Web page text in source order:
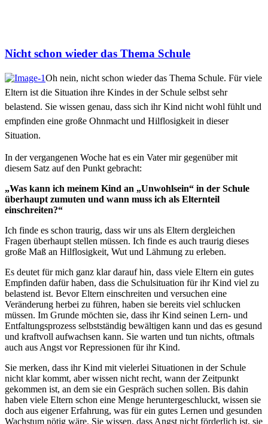
Nicht schon wieder das Thema Schule
Oh nein, nicht schon wieder das Thema Schule. Für viele
Eltern ist die Situation ihre Kindes in der Schule selbst sehr
belastend. Sie wissen genau, dass sich ihr Kind nicht wohl fühlt und
empfinden eine große Ohnmacht und Hilflosigkeit in dieser
Situation.
In der vergangenen Woche hat es ein Vater mir gegenüber mit
diesem Satz auf den Punkt gebracht:
„Was kann ich meinem Kind an „Unwohlsein“ in der Schule
überhaupt zumuten und wann muss ich als Elternteil
einschreiten?“
Ich finde es schon traurig, dass wir uns als Eltern dergleichen
Fragen überhaupt stellen müssen. Ich finde es auch traurig dieses
große Maß an Hilflosigkeit, Wut und Lähmung zu erleben.
Es deutet für mich ganz klar darauf hin, dass viele Eltern ein gutes
Empfinden dafür haben, dass die Schulsituation für ihr Kind viel zu
belastend ist. Bevor Eltern einschreiten und versuchen eine
Veränderung herbei zu führen, haben sie bereits viel schlucken
müssen. Im Grunde möchten sie, dass ihr Kind seinen Lern- und
Entfaltungsprozess selbstständig bewältigen kann und das es gesund
und kraftvoll aufwachsen kann. Sie warten und tun nichts, oftmals
auch aus Angst vor Repressionen für ihr Kind.
Sie merken, dass ihr Kind mit vielerlei Situationen in der Schule
nicht klar kommt, aber wissen nicht recht, wann der Zeitpunkt
gekommen ist, an dem sie ein Gespräch suchen sollen. Bis dahin
haben viele Eltern schon eine Menge heruntergeschluckt, wissen sie
doch aus eigener Erfahrung, was für ein gutes Lernen und gesunden
Wachstum nötig wäre. Sie wissen, dass Angst nicht förderlich ist, sie